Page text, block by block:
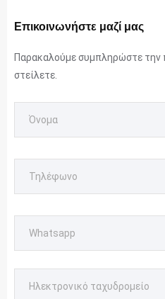
Επικοινωνήστε μαζί μας
Παρακαλούμε συμπληρώστε την
στείλετε.